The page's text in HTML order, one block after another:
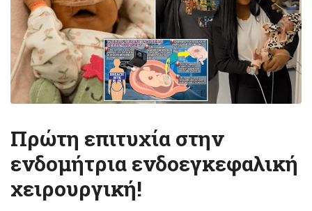
Πρώτη επιτυχία στην
ενδομήτρια ενδοεγκεφαλική
χειρουργική!